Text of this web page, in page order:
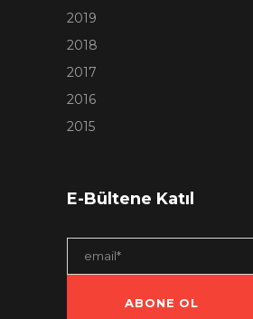
2019
2018
2017
2016
2015
E-Bültene Katıl